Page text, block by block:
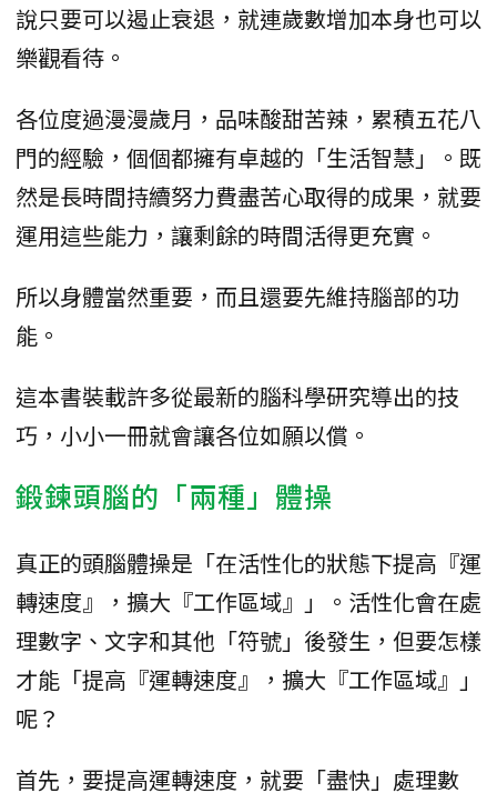
說只要可以遏止衰退，就連歲數增加本身也可以
樂觀看待。
各位度過漫漫歲月，品味酸甜苦辣，累積五花八
門的經驗，個個都擁有卓越的「生活智慧」。既
然是長時間持續努力費盡苦心取得的成果，就要
運用這些能力，讓剩餘的時間活得更充實。
所以身體當然重要，而且還要先維持腦部的功
能。
這本書裝載許多從最新的腦科學研究導出的技
巧，小小一冊就會讓各位如願以償。
鍛鍊頭腦的「兩種」體操
真正的頭腦體操是「在活性化的狀態下提高『運
轉速度』，擴大『工作區域』」。活性化會在處
理數字、文字和其他「符號」後發生，但要怎樣
才能「提高『運轉速度』，擴大『工作區域』」
呢？
首先，要提高運轉速度，就要「盡快」處理數